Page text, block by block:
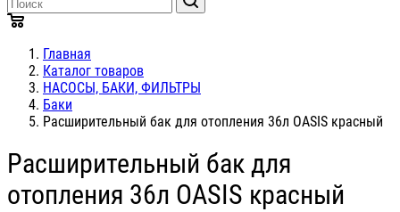
Главная
Каталог товаров
НАСОСЫ, БАКИ, ФИЛЬТРЫ
Баки
Расширительный бак для отопления 36л OASIS красный
Расширительный бак для
отопления 36л OASIS красный